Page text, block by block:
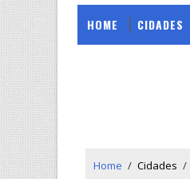
HOME CIDADES
Home / Cidades /